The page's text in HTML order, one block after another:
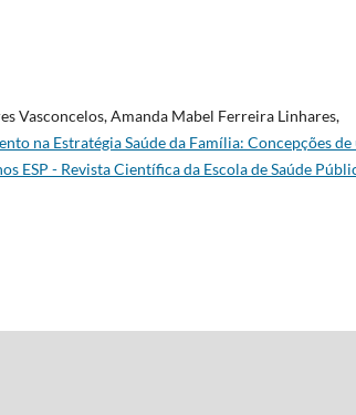
Vasconcelos, Amanda Mabel Ferreira Linhares,
na Estratégia Saúde da Família: Concepções de
ESP - Revista Cientí­fica da Escola de Saúde